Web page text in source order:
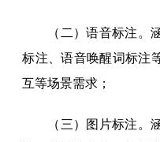
（二）语音标注。
标注、语音唤醒词标注
互等场景需求；
（三）图片标注。